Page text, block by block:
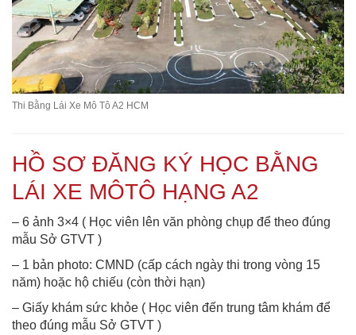
Thi Bằng Lái Xe Mô Tô A2 HCM
HỒ SƠ ĐĂNG KÝ HỌC BẰNG
LÁI XE MÔTÔ HẠNG A2
– 6 ảnh 3×4 ( Học viên lên văn phòng chụp để theo đúng
mẫu Sở GTVT )
– 1 bản photo: CMND (cấp cách ngày thi trong vòng 15
năm) hoặc hộ chiếu (còn thời hạn)
– Giấy khám sức khỏe ( Học viên đến trung tâm khám để
theo đúng mẫu Sở GTVT )